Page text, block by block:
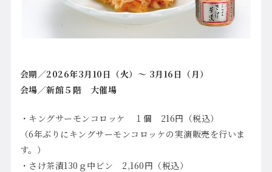
会期／2026年3月10日（火）～ 3月16日（月）
会場／新館５階 大催場
・キングサーモンコロッケ １個 216円（税込）
（6年ぶりにキングサーモンコロッケの実演販売を行いま
す。）
・さけ茶漬130ｇ中ビン 2,160円（税込）